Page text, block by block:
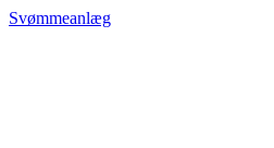
Svømmeanlæg